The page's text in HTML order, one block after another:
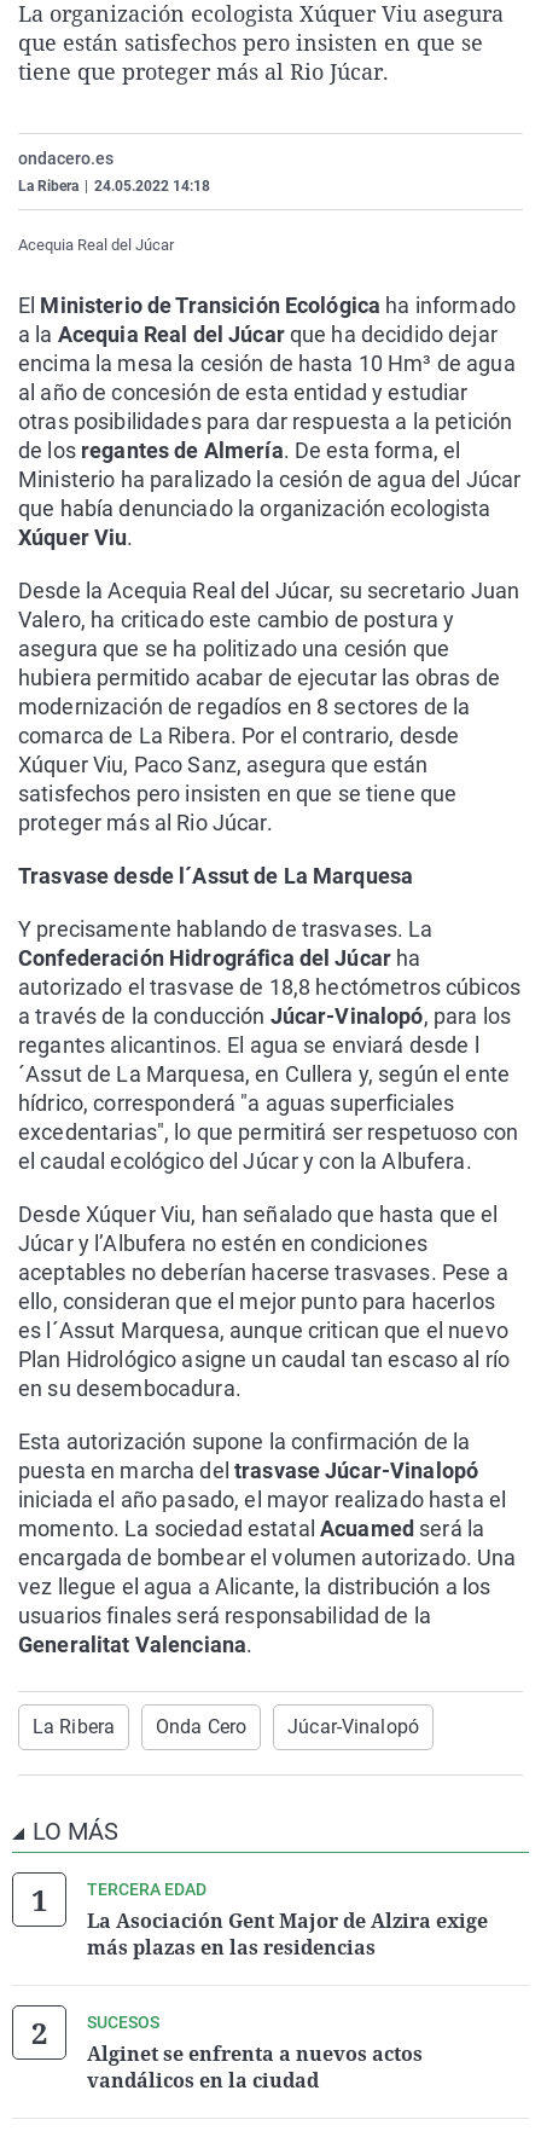
La rosa de los vientos
Gente viajera
Caso
Retornados
Extremadura
Galicia
Virales
Televisión
La organización ecologista Xúquer Viu asegura
que están satisfechos pero insisten en que se
tiene que proteger más al Rio Júcar.
ondacero.es
La Ribera 24.05.2022 14:18
Acequia Real del Júcar
El Ministerio de Transición Ecológica ha informado
a la Acequia Real del Júcarque ha decidido dejar
encima la mesa la cesión de hasta 10 Hm³ de agua
al año de concesión de esta entidad y estudiar
otras posibilidades para dar respuesta a la petición
de losregantes de Almería. De esta forma, el
Ministerio ha paralizado la cesión de agua del Júcar
que había denunciado la organización ecologista
Xúquer Viu.
Desde la Acequia Real del Júcar, su secretario Juan
Valero, ha criticado este cambio de postura y
asegura que se ha politizado una cesión que
hubiera permitido acabar de ejecutar las obras de
modernización de regadíos en 8 sectores de la
comarca de La Ribera. Por el contrario, desde
Xúquer Viu, Paco Sanz, asegura que están
satisfechos pero insisten en que se tiene que
proteger más al Rio Júcar.
Trasvase desde l´Assut de La Marquesa
Y precisamente hablando de trasvases. La
Confederación Hidrográfica del Júcar ha
autorizado el trasvase de 18,8 hectómetros cúbicos
a través de la conducción Júcar-Vinalopó, para los
regantes alicantinos. El agua se enviará desde l
´Assut de La Marquesa, en Cullera y, según el ente
hídrico, corresponderá "a aguas superficiales
excedentarias", lo que permitirá ser respetuoso con
el caudal ecológico del Júcar y con la Albufera.
Desde Xúquer Viu, han señalado que hasta que el
Júcar y l’Albufera no estén en condiciones
aceptables no deberían hacerse trasvases. Pese a
ello, consideran que el mejor punto para hacerlos
es l´Assut Marquesa, aunque critican que el nuevo
Plan Hidrológico asigne un caudal tan escaso al río
en su desembocadura.
Esta autorización supone la confirmación de la
puesta en marcha del trasvase Júcar-Vinalopó
iniciada el año pasado, el mayor realizado hasta el
momento. La sociedad estatalAcuamed será la
encargada de bombear el volumen autorizado. Una
vez llegue el agua a Alicante, la distribución a los
usuarios finales será responsabilidad de la
Generalitat Valenciana.
La Ribera Onda Cero Júcar-Vinalopó
LO MÁS
TERCERA EDAD
La Asociación Gent Major de Alzira exige
más plazas en las residencias
SUCESOS
Alginet se enfrenta a nuevos actos
vandálicos en la ciudad